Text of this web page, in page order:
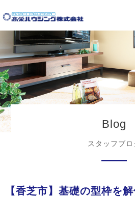
Blog
スタッフブロ
【香芝市】基礎の型枠を